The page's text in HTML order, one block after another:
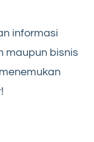
informasi
maupun bisnis